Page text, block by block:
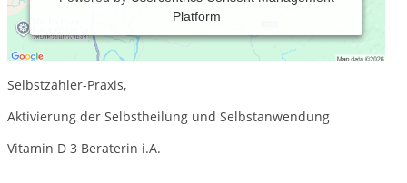
Platform
Matrix 2-Punkt Anwendungen, med. Heilhypnose, Inner Wise,
Quanten-Resonance-Magnetischer-Analysator RF
Selbstzahler-Praxis,
Aktivierung der Selbstheilung und Selbstanwendung
Vitamin D 3 Beraterin i.A.